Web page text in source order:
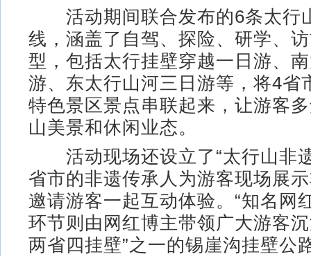
活动期间联合发布的6条太行
线，涵盖了自驾、探险、研学、
型，包括太行挂壁穿越一日游、
游、东太行山河三日游等，将4省
特色景区景点串联起来，让游客
山美景和休闲业态。
活动现场还设立了“太行山非
省市的非遗传承人为游客现场展
邀请游客一起互动体验。“知名网
环节则由网红博主带领广大游客
两省四挂壁”之一的锡崖沟挂壁公